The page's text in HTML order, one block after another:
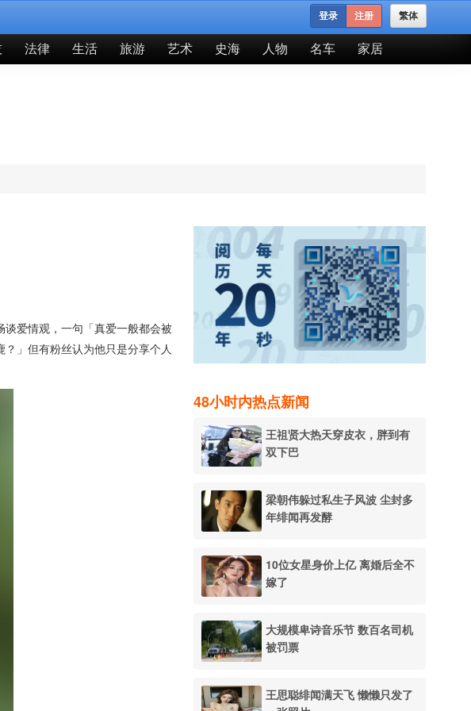
繁体
登录 注册
法律 生活 旅游 艺术 史海 人物 名车 家居
爱情观，一句「真爱一般都会被
」但有粉丝认为他只是分享个人
48小时内热点新闻
王祖贤大热天穿皮衣，胖到有
双下巴
梁朝伟躲过私生子风波 尘封多
年绯闻再发酵
10位女星身价上亿 离婚后全不
嫁了
大规模卑诗音乐节 数百名司机
被罚票
王思聪绯闻满天飞 懒懒只发了